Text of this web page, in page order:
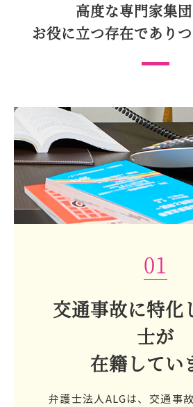
高度な専門家集
お役に立つ存在であり
01
交通事故に特化
士が
在籍してい
弁護士法人ALGは、交通事